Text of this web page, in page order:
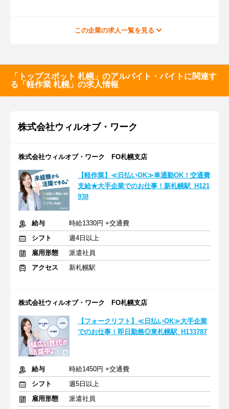
この企業の求人一覧を見る
「トップスポット 札幌」のアルバイト・バイトに関連す
る「軽作業 札幌」の求人情報
株式会社ウィルオブ・ワーク
株式会社ウィルオブ・ワーク FO札幌支店
【軽作業】≪日払いOK≫車通勤OK！交通費
支給★大手企業でのお仕事！新札幌駅_H121
938
給与
時給1330円 +交通費
シフト
週4日以上
雇用形態
派遣社員
アクセス
新札幌駅
株式会社ウィルオブ・ワーク FO札幌支店
【フォークリフト】≪日払いOK≫大手企業
でのお仕事！即日勤務◎東札幌駅_H133787
給与
時給1450円 +交通費
シフト
週5日以上
雇用形態
派遣社員